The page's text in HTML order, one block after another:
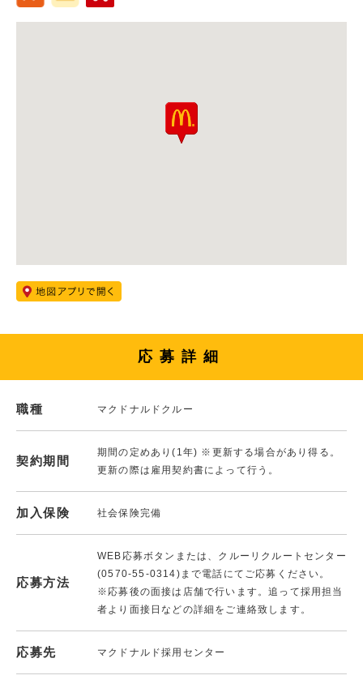
応募詳細
職種 マクドナルドクルー
契約期間
期間の定めあり(1年) ※更新する場合があり得る。
更新の際は雇用契約書によって行う。
加入保険 社会保険完備
応募方法
WEB応募ボタンまたは、クルーリクルートセンター
(0570-55-0314)まで電話にてご応募ください。
※応募後の面接は店舗で行います。追って採用担当
者より面接日などの詳細をご連絡致します。
応募先 マクドナルド採用センター